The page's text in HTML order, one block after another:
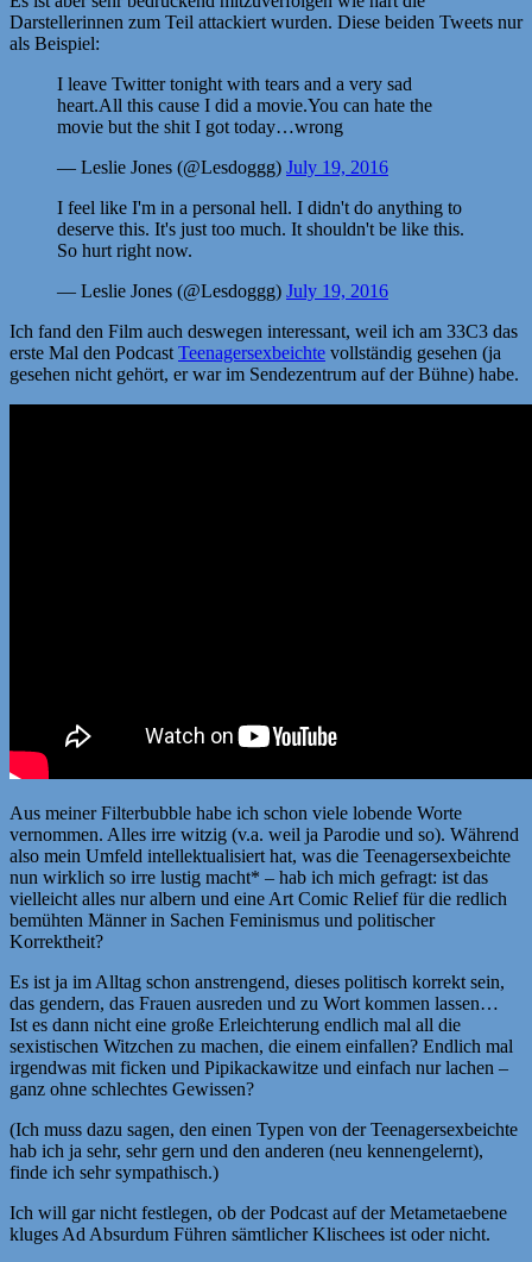
Darstellerinnen zum Teil attackiert wurden. Diese beiden Tweets nur
als Beispiel:
I leave Twitter tonight with tears and a very sad
heart.All this cause I did a movie.You can hate the
movie but the shit I got today…wrong
— Leslie Jones (@Lesdoggg) July 19, 2016
I feel like I'm in a personal hell. I didn't do anything to
deserve this. It's just too much. It shouldn't be like this.
So hurt right now.
— Leslie Jones (@Lesdoggg) July 19, 2016
Ich fand den Film auch deswegen interessant, weil ich am 33C3 das
erste Mal den Podcast Teenagersexbeichte vollständig gesehen (ja
gesehen nicht gehört, er war im Sendezentrum auf der Bühne) habe.
Aus meiner Filterbubble habe ich schon viele lobende Worte
vernommen. Alles irre witzig (v.a. weil ja Parodie und so). Während
also mein Umfeld intellektualisiert hat, was die Teenagersexbeichte
nun wirklich so irre lustig macht* – hab ich mich gefragt: ist das
vielleicht alles nur albern und eine Art Comic Relief für die redlich
bemühten Männer in Sachen Feminismus und politischer
Korrektheit?
Es ist ja im Alltag schon anstrengend, dieses politisch korrekt sein,
das gendern, das Frauen ausreden und zu Wort kommen lassen…
Ist es dann nicht eine große Erleichterung endlich mal all die
sexistischen Witzchen zu machen, die einem einfallen? Endlich mal
irgendwas mit ficken und Pipikackawitze und einfach nur lachen –
ganz ohne schlechtes Gewissen?
(Ich muss dazu sagen, den einen Typen von der Teenagersexbeichte
hab ich ja sehr, sehr gern und den anderen (neu kennengelernt),
finde ich sehr sympathisch.)
Ich will gar nicht festlegen, ob der Podcast auf der Metametaebene
kluges Ad Absurdum Führen sämtlicher Klischees ist oder nicht.